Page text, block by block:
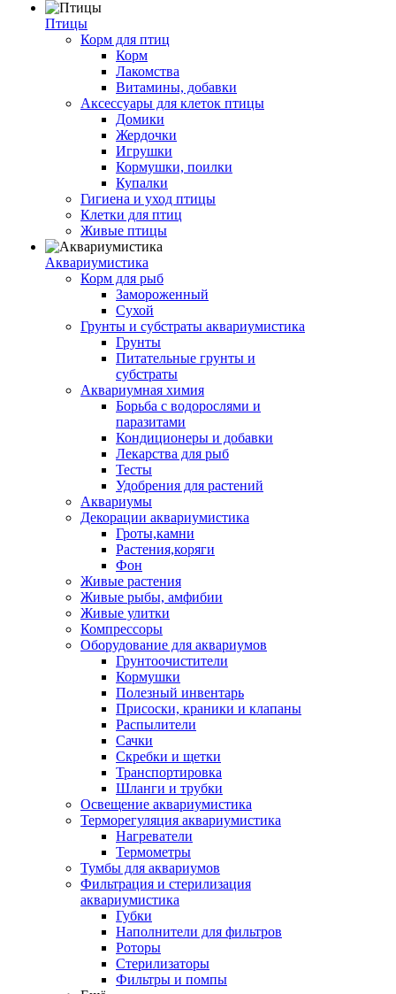
Птицы
Корм для птиц
Корм
Лакомства
Витамины, добавки
Аксессуары для клеток птицы
Домики
Жердочки
Игрушки
Кормушки, поилки
Купалки
Гигиена и уход птицы
Клетки для птиц
Живые птицы
Аквариумистика
Корм для рыб
Замороженный
Сухой
Грунты и субстраты аквариумистика
Грунты
Питательные грунты и
субстраты
Аквариумная химия
Борьба с водорослями и
паразитами
Кондиционеры и добавки
Лекарства для рыб
Тесты
Удобрения для растений
Аквариумы
Декорации аквариумистика
Гроты,камни
Растения,коряги
Фон
Живые растения
Живые рыбы, амфибии
Живые улитки
Компрессоры
Оборудование для аквариумов
Грунтоочистители
Кормушки
Полезный инвентарь
Присоски, краники и клапаны
Распылители
Сачки
Скребки и щетки
Транспортировка
Шланги и трубки
Освещение аквариумистика
Терморегуляция аквариумистика
Нагреватели
Термометры
Тумбы для аквариумов
Фильтрация и стерилизация
аквариумистика
Губки
Наполнители для фильтров
Роторы
Стерилизаторы
Фильтры и помпы